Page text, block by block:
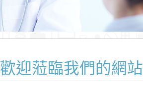
歡迎蒞臨我們的網站